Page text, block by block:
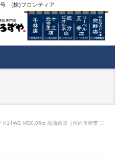
号 (株)フロンティア
K14WG MD0.06ct 高価買取（河内長野市 三